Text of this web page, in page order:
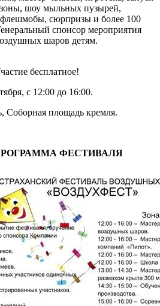
шоу мыльных пузырей,
сюрпризы и более 100
спонсор мероприятия
шаров детям.
бесплатное!
с 12:00 до 16:00.
Соборная площадь кремля.
ФЕСТИВАЛЯ